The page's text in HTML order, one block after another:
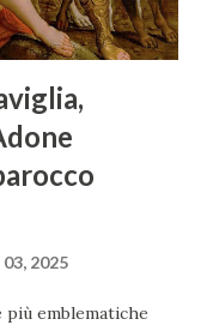
2025
emblematiche